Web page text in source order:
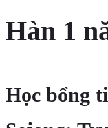
Hàn 1
Học bổng